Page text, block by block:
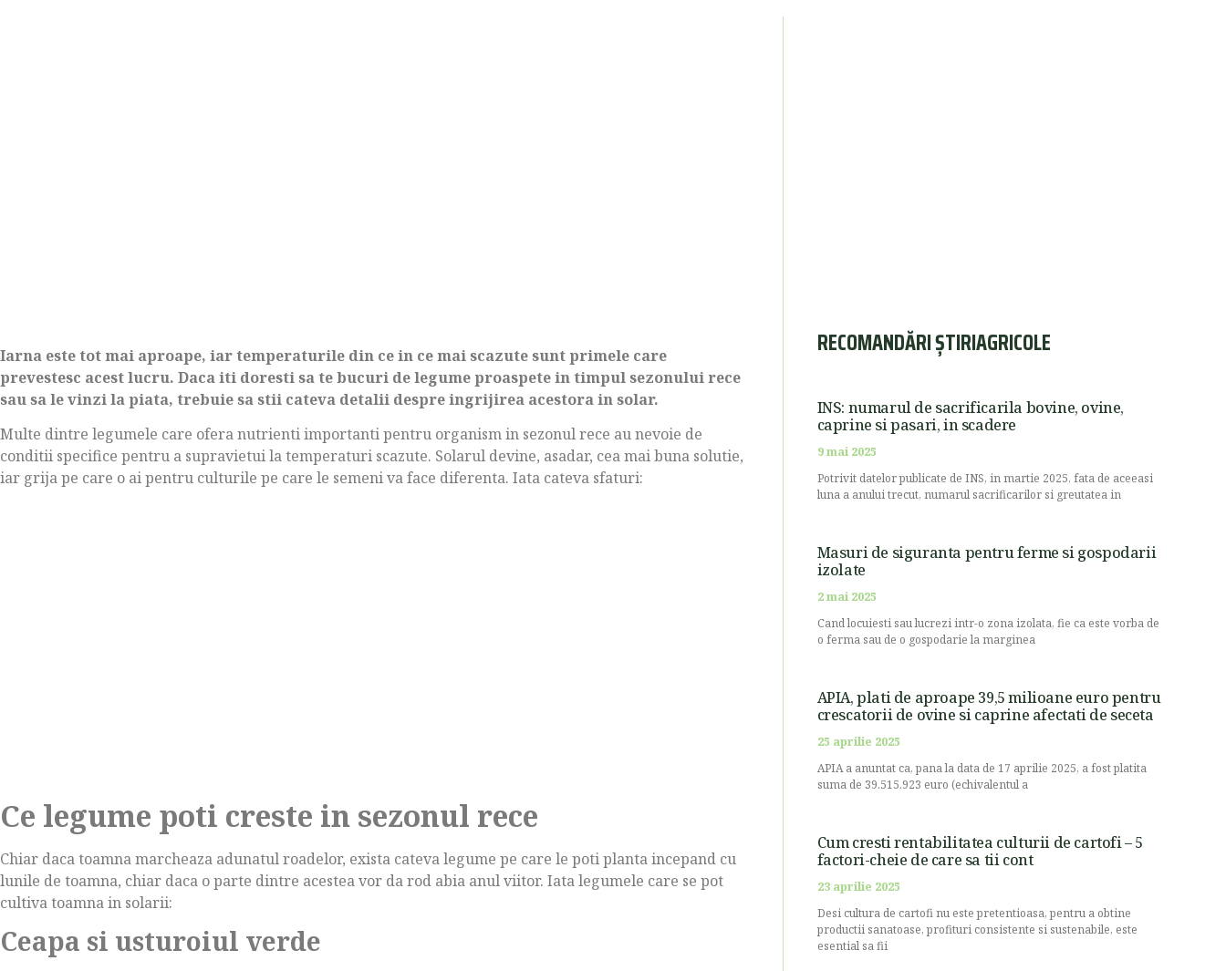
Iarna este tot mai aproape, iar temperaturile din ce in ce mai scazute sunt primele care
prevestesc acest lucru. Daca iti doresti sa te bucuri de legume proaspete in timpul sezonului rece
sau sa le vinzi la piata, trebuie sa stii cateva detalii despre ingrijirea acestora in solar.
Multe dintre legumele care ofera nutrienti importanti pentru organism in sezonul rece au nevoie de
conditii specifice pentru a supravietui la temperaturi scazute. Solarul devine, asadar, cea mai buna solutie,
iar grija pe care o ai pentru culturile pe care le semeni va face diferenta. Iata cateva sfaturi:
Ce legume poti creste in sezonul rece
Chiar daca toamna marcheaza adunatul roadelor, exista cateva legume pe care le poti planta incepand cu
lunile de toamna, chiar daca o parte dintre acestea vor da rod abia anul viitor. Iata legumele care se pot
cultiva toamna in solarii:
Ceapa si usturoiul verde
RECOMANDĂRI ȘTIRIAGRICOLE
INS: numarul de sacrificarila bovine, ovine,
caprine si pasari, in scadere
9 mai 2025
Potrivit datelor publicate de INS, in martie 2025, fata de aceeasi
luna a anului trecut, numarul sacrificarilor si greutatea in
Masuri de siguranta pentru ferme si gospodarii
izolate
2 mai 2025
Cand locuiesti sau lucrezi intr-o zona izolata, fie ca este vorba de
o ferma sau de o gospodarie la marginea
APIA, plati de aproape 39,5 milioane euro pentru
crescatorii de ovine si caprine afectati de seceta
25 aprilie 2025
APIA a anuntat ca, pana la data de 17 aprilie 2025, a fost platita
suma de 39.515.923 euro (echivalentul a
Cum cresti rentabilitatea culturii de cartofi – 5
factori-cheie de care sa tii cont
23 aprilie 2025
Desi cultura de cartofi nu este pretentioasa, pentru a obtine
productii sanatoase, profituri consistente si sustenabile, este
esential sa fii